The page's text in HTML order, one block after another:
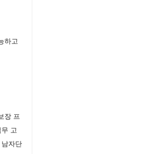
하고
장 프
고
자단